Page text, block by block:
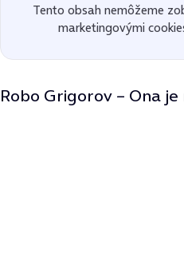
Tento obsah nemôžeme
marketingovými
Robo Grigorov – Ona